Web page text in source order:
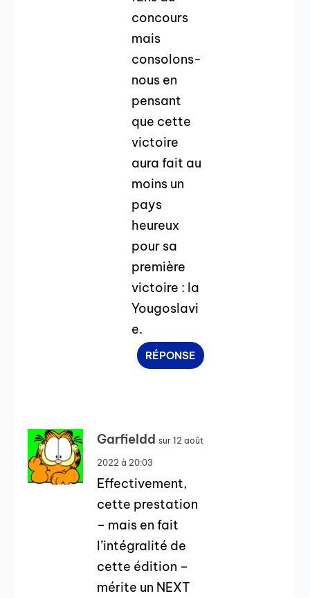
concours
mais
consolons-
nous en
pensant
que cette
victoire
aura fait au
moins un
pays
heureux
pour sa
première
victoire : la
Yougoslavi
e.
RÉPONSE
Garfieldd sur 12 août
2022 à 20:03
Effectivement,
cette prestation
– mais en fait
l’intégralité de
cette édition –
mérite un NEXT